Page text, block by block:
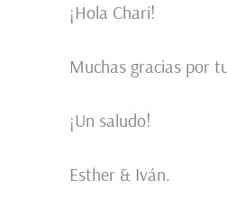
¡Hola Chari!
Muchas gracias por
¡Un saludo!
Esther & Iván.